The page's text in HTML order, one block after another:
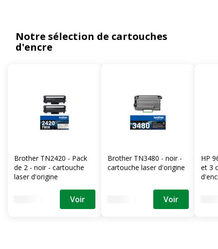
Notre sélection de cartouches
d'encre
Brother TN2420 - Pack
de 2 - noir - cartouche
laser d'origine
Voir
Brother TN3480 - noir -
cartouche laser d'origine
Voir
HP
et 3